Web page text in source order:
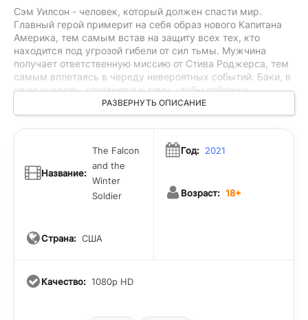
Сэм Уилсон - человек, который должен спасти мир.
Главный герой примерит на себя образ нового Капитана
Америка, тем самым встав на защиту всех тех, кто
находится под угрозой гибели от сил тьмы. Мужчина
получает ответственную миссию от Стива Роджерса, тем
самым вплетаясь в череду невероятных событий. Баки, в
свою очередь, стремится к тому, чтобы поближе
познакомиться с другими людьми, познать этот мир более
подробно и наладить связи с теми, кто ему дорог.
из самых громких фильмов вселенной Марвел "Мстители:
Финал". Помимо этого ответвления зрителей ожидают у
другие картины от Дисней, связанные с
вышеобозначенной вселенной.
РАЗВЕРНУТЬ ОПИСАНИЕ
Название:
The Falcon
and the
Winter
Soldier
Страна: США
Год: 2021
Возраст: 18+
Качество: 1080p HD